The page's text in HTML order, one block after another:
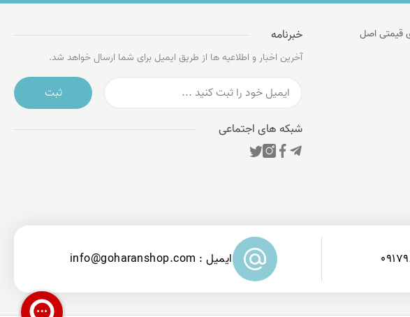
قیمتی اصل خبرنامه
آخرین اخبار و اطلاعیه ها از طریق ایمیل برای شما ارسال خواهد شد.
ثبت
شبکه های اجتماعی
ایمیل : info@goharanshop.com